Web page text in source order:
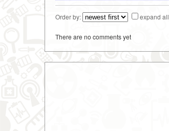
Order by: expand all
There are no comments yet